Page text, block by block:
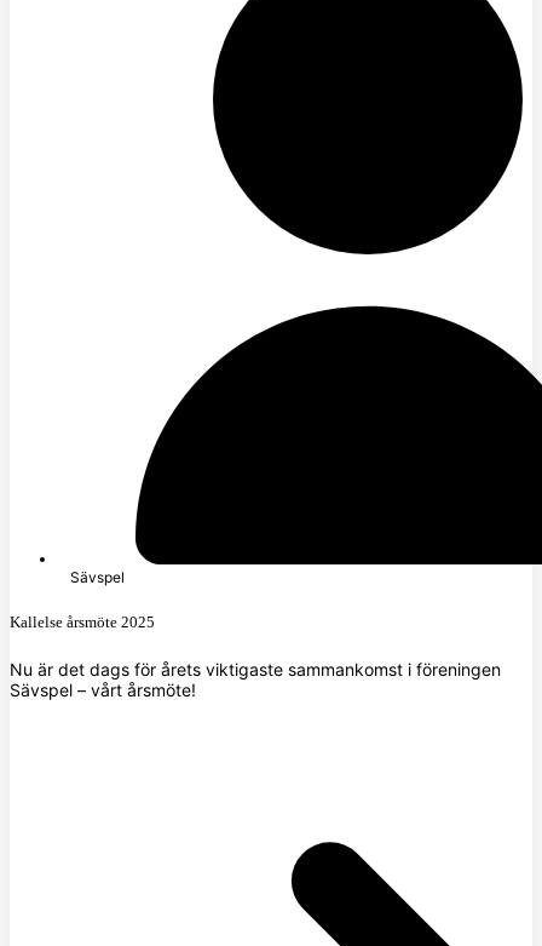
Sävspel
Kallelse årsmöte 2025
Nu är det dags för årets viktigaste sammankomst i föreningen
Sävspel – vårt årsmöte!